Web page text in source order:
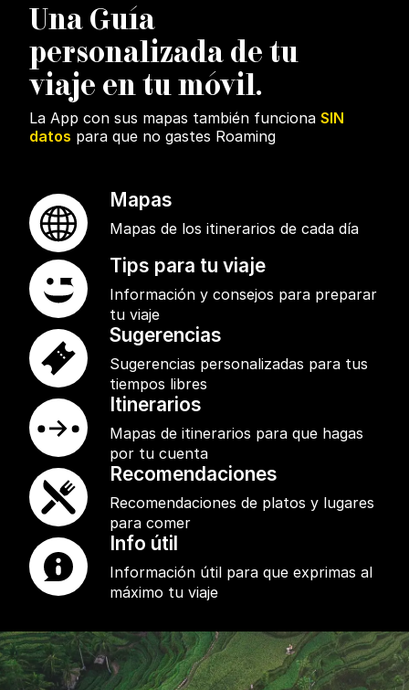
Una Guía
personalizada de tu
viaje en tu móvil.
La App con sus mapas también funciona SIN
datos para que no gastes Roaming
Mapas
Mapas de los itinerarios de cada día
Tips para tu viaje
Información y consejos para preparar
tu viaje
Sugerencias
Sugerencias personalizadas para tus
tiempos libres
Itinerarios
Mapas de itinerarios para que hagas
por tu cuenta
Recomendaciones
Recomendaciones de platos y lugares
para comer
Info útil
Información útil para que exprimas al
máximo tu viaje